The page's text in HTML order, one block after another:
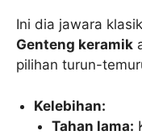
Ini dia jawara
Genteng keramik
pilihan turun-
Kelebihan:
Tahan lama: